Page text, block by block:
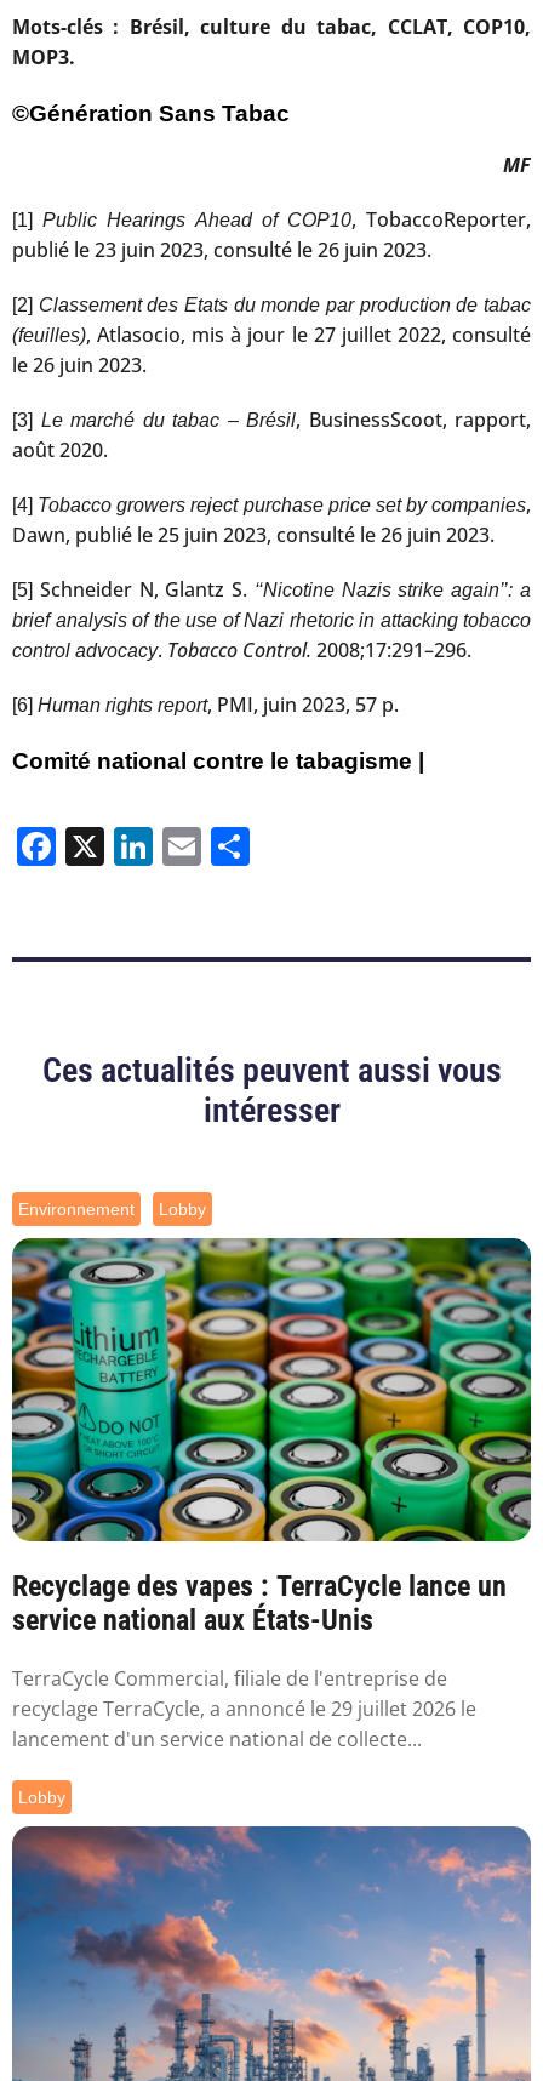
Mots-clés : Brésil, culture du tabac, CCLAT, COP10,
MOP3.
©Génération Sans Tabac
MF
[1] Public Hearings Ahead of COP10, TobaccoReporter,
publié le 23 juin 2023, consulté le 26 juin 2023.
[2] Classement des Etats du monde par production de tabac
(feuilles), Atlasocio, mis à jour le 27 juillet 2022, consulté
le 26 juin 2023.
[3] Le marché du tabac – Brésil, BusinessScoot, rapport,
août 2020.
[4] Tobacco growers reject purchase price set by companies,
Dawn, publié le 25 juin 2023, consulté le 26 juin 2023.
[5] Schneider N, Glantz S. ‘‘Nicotine Nazis strike again’’: a
brief analysis of the use of Nazi rhetoric in attacking tobacco
control advocacy. Tobacco Control. 2008;17:291–296.
[6] Human rights report, PMI, juin 2023, 57 p.
Comité national contre le tabagisme |
Facebook
X LinkedIn
Email
Ces actualités peuvent aussi vous
intéresser
Environnement Lobby
Recyclage des vapes : TerraCycle lance un
service national aux États-Unis
TerraCycle Commercial, filiale de l'entreprise de
recyclage TerraCycle, a annoncé le 29 juillet 2026 le
lancement d'un service national de collecte...
Lobby